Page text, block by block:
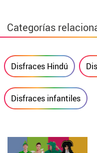
Categorías
Disfraces Hindú
Disfraces infantiles